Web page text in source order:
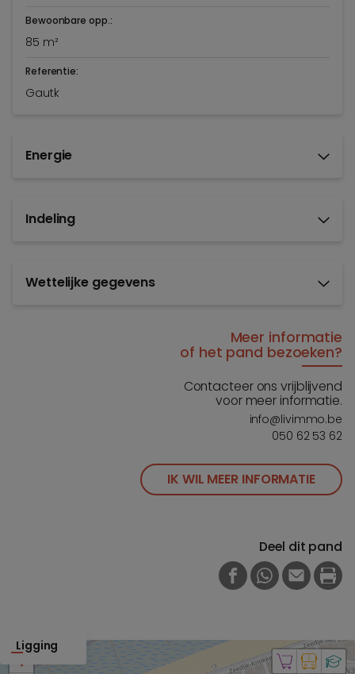
Bewoonbare opp.:
85 m²
Referentie:
Gautk
Energie
Indeling
Wettelijke gegevens
Meer informatie
of het pand bezoeken?
Contacteer ons vrijblijvend
voor meer informatie.
info@livimmo.be
050 62 53 62
IK WIL MEER INFORMATIE
Deel dit pand
FACEBOOK
WHATSAPP
E-MAIL
Ligging
+